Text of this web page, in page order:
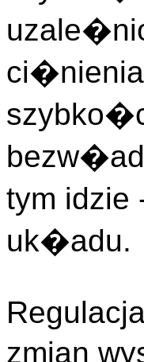
tym
uk�adu.
zmian